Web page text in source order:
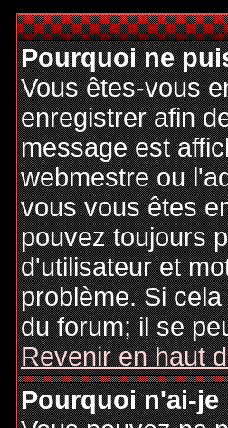
Pourquoi ne
Vous êtes-vous
enregistrer afin
message est
webmestre ou
vous vous êtes
pouvez toujours
d'utilisateur et
problème. Si
du forum; il se
Revenir en haut
Pourquoi n'ai-je